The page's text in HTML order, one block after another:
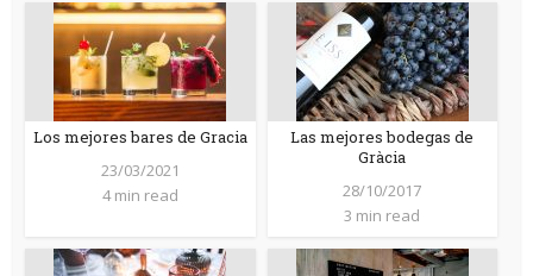
Los mejores bares de Gracia
23/03/2021
4 min read
Las mejores bodegas de
Gràcia
28/10/2017
3 min read